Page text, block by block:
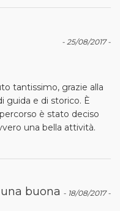
- 25/08/2017 -
tantissimo, grazie alla
guida e di storico. È
è stato deciso
una bella attività.
- 18/08/2017 -
buona